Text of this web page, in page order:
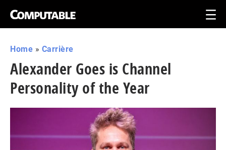
Home » Carrière
Alexander Goes is Channel
Personality of the Year